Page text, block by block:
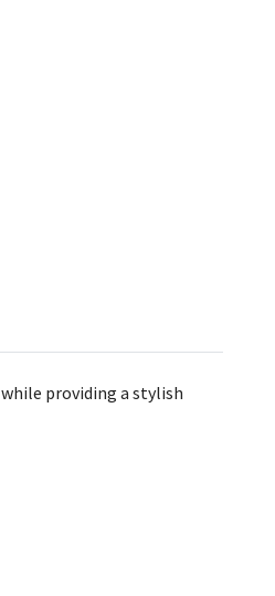
providing a stylish